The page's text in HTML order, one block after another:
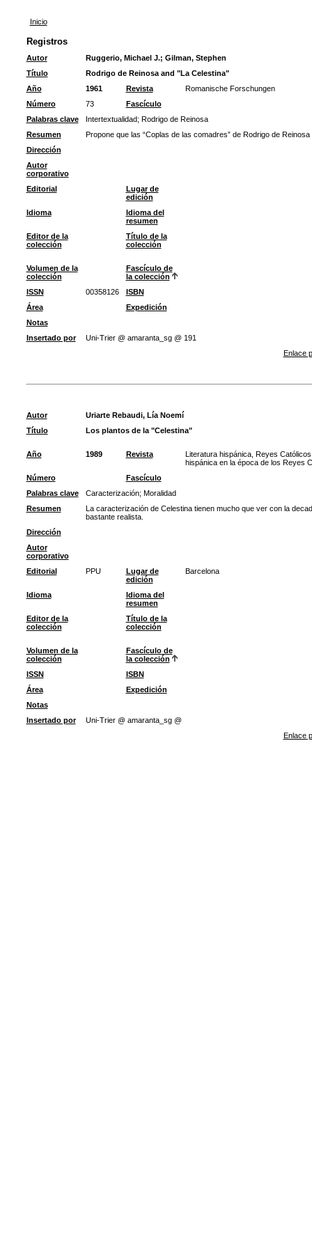
Inicio
Registros
Autor Ruggerio, Michael J.; Gilman, Stephen
Título
Rodrigo de Reinosa and "La Celestina"
Año
1961 Revista
Romanische Forschungen
Número
73
Fascículo
Palabras clave
Intertextualidad; Rodrigo de Reinosa
Resumen
Propone que las “Coplas de las comadres” de Rodrigo de
Dirección
Autor
corporativo
Editorial
Lugar de
edición
Idioma
Idioma del
resumen
Editor de la
colección
Título de la
colección
Volumen de la
colección
Fascículo de
la colección
ISSN
00358126
ISBN
Área
Expedición
Notas
Insertado por
Uni-Trier @ amaranta_sg @ 191
Enlace
Autor
Uriarte Rebaudi, Lía Noemí
Título
Los plantos de la "Celestina"
Año 1989 Revista
Literatura hispánica, Reyes
hispánica en la época de los Reyes
Número
Fascículo
Palabras clave
Caracterización; Moralidad
Resumen
La caracterización de Celestina tienen mucho que ver con la
bastante realista.
Dirección
Autor
corporativo
Editorial
PPU
Lugar de
edición
Barcelona
Idioma
Idioma del
resumen
Editor de la
colección
Título de la
colección
Volumen de la
colección
Fascículo de
la colección
ISSN
ISBN
Área
Expedición
Notas
Insertado por
Uni-Trier @ amaranta_sg @
Enlace